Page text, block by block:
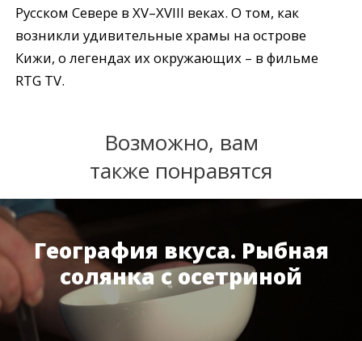
Русском Севере в XV–XVIII веках. О том, как
возникли удивительные храмы на острове
Кижи, о легендах их окружающих – в фильме
RTG TV.
Возможно, вам
также понравятся
География вкуса. Рыбная
солянка с осетриной